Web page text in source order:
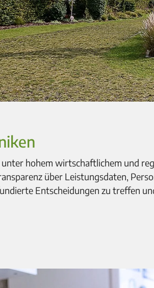
hohem wirtschaftlichem und
über Leistungsdaten,
Entscheidungen zu treffen